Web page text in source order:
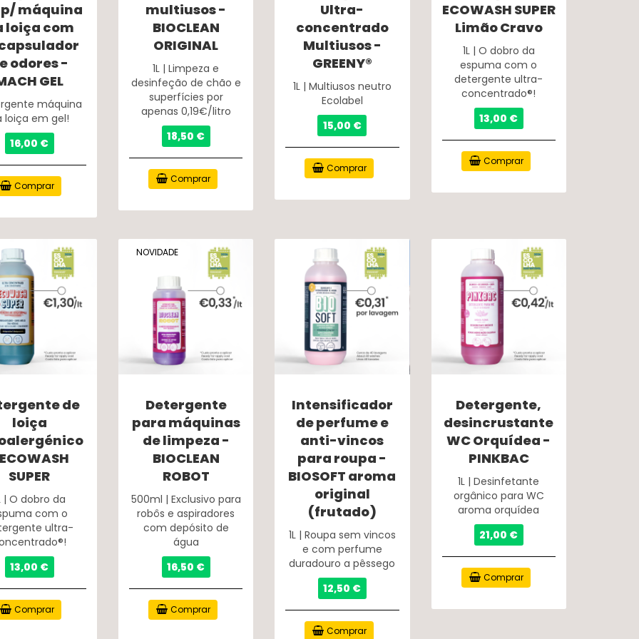
máquina
loiça com
odores -
GEL
máquina
loiça em gel!
16,00 €
Comprar
multiusos -
BIOCLEAN
ORIGINAL
1L | Limpeza e
desinfeção de chão e
superfícies por
apenas 0,19€/litro
18,50 €
Comprar
Ultra-
concentrado
Multiusos -
GREENY®
1L | Multiusos neutro
Ecolabel
15,00 €
Comprar
ECOWASH SUPER
Limão Cravo
1L | O dobro da
espuma com o
detergente ultra-
concentrado®!
13,00 €
Comprar
de
loiça
SUPER
| O dobro da
com o
ultra-
13,00 €
Comprar
NOVIDADE
Detergente
para máquinas
de limpeza -
BIOCLEAN
ROBOT
500ml | Exclusivo para
robôs e aspiradores
com depósito de
água
16,50 €
Comprar
Intensificador
de perfume e
anti-vincos
para roupa -
BIOSOFT aroma
original
(frutado)
1L | Roupa sem vincos
e com perfume
duradouro a pêssego
12,50 €
Comprar
Detergente,
desincrustante
WC Orquídea -
PINKBAC
1L | Desinfetante
orgânico para WC
aroma orquídea
21,00 €
Comprar